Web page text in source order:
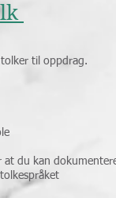
tolker til oppdrag.
du kan